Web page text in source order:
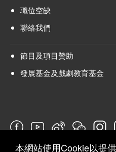
職位空缺
聯絡我們
節目及項目贊助
發展基金及戲劇教育基金
本網站使用Cookie以提